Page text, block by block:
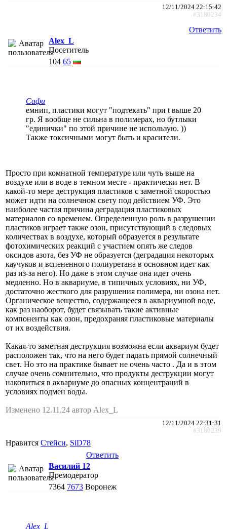
12/11/2024 22:15:42
#3180234
Ответить
Alex_L
Посетитель
104 65
Сафи
емнип, пластики могут "подтекать" при t выше 20
гр. Я вообще не сильна в полимерах, но бутлыки
"единички" по этой причине не использую. ))
Также токсичными могут быть и красители.
Просто при комнатной температуре или чуть выше на
воздухе или в воде в темном месте - практически нет. В
какой-то мере деструкция пластиков с заметной скоростью
может идти на солнечном свету под действием УФ. Это
наиболее частая причина деградация пластиковых
материалов со временем. Определенную роль в разрушении
пластиков играет также озон, присутствующий в следовых
количествах в воздухе, который образуется в результате
фотохимических реакций с участием опять же следов
оксидов азота, без УФ не образуется (деградация некоторых
каучуков и вспененного полиуретана в основном идет как
раз из-за него). Но даже в этом случае она идет очень
медленно. Но в аквариуме, в типичных условиях, ни УФ,
достаточно жесткого для разрушения полимера, ни озона нет.
Органическое вещество, содержащееся в аквариумной воде,
как раз наоборот, будет связывать такие активные
компоненты как озон, предохраняя пластиковые материалы
от их воздействия.
Какая-то заметная деструкция возможна если аквариум будет
расположен так, что на него будет падать прямой солнечный
свет. Но это на практике бывает не очень часто . Да и в этом
случае очень сомнительно, что продукты деструкции могут
накопиться в аквариуме до опасных концентраций в
условиях подмен воды.
Изменено 12.11.24 автор Alex_L
12/11/2024 22:31:31
#3180239
Нравится Стейси, SiD78
Ответить
Василий 12
Премодератор
7364 7673 Воронеж
Alex_L